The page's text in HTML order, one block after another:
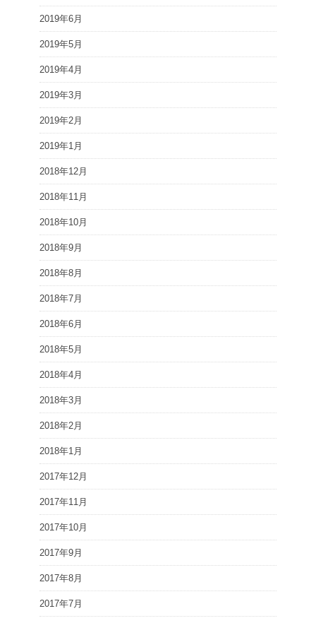
2019年6月
2019年5月
2019年4月
2019年3月
2019年2月
2019年1月
2018年12月
2018年11月
2018年10月
2018年9月
2018年8月
2018年7月
2018年6月
2018年5月
2018年4月
2018年3月
2018年2月
2018年1月
2017年12月
2017年11月
2017年10月
2017年9月
2017年8月
2017年7月